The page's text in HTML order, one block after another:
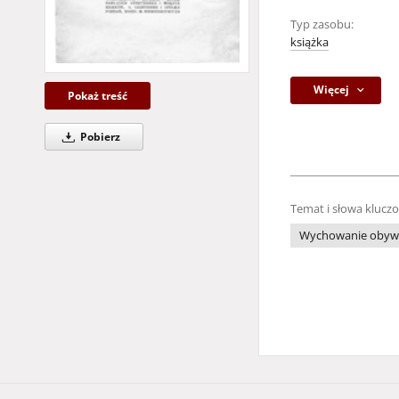
Pokaż treść
Pobierz
Typ zasobu:
książka
Więcej
Temat i słowa
Wychowanie